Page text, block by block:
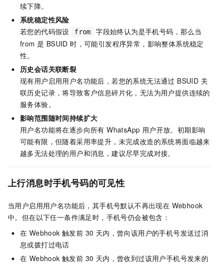
续下降。
系统稳定性风险
若您的代码假设
from
字段始终认为是手机号码，那么当
from 是 BSUID 时，可能引发程序异常，影响整体系统稳定
性。
历史会话关联断裂
现有用户启用用户名功能后，若您的系统无法通过 BSUID 关
联历史记录，将导致客户信息碎片化，无法为用户提供连续的
服务体验。
影响范围随时间持续扩大
用户名功能将在逐步向所有 WhatsApp 用户开放。初期影响
可能有限，但随着采用率提升，未完成改造的系统将面临越来
越多无法处理的用户和消息，建议尽早完成对接。
上行消息时手机号码的可见性
当用户启用用户名功能后，其手机号默认不再出现在 Webhook
中。但在以下任一条件满足时，手机号仍会被包含：
在 Webhook 触发前 30 天内，曾向该用户的手机号发送过消
息或拨打过电话
在 Webhook 触发前 30 天内，曾收到过该用户手机号发来的